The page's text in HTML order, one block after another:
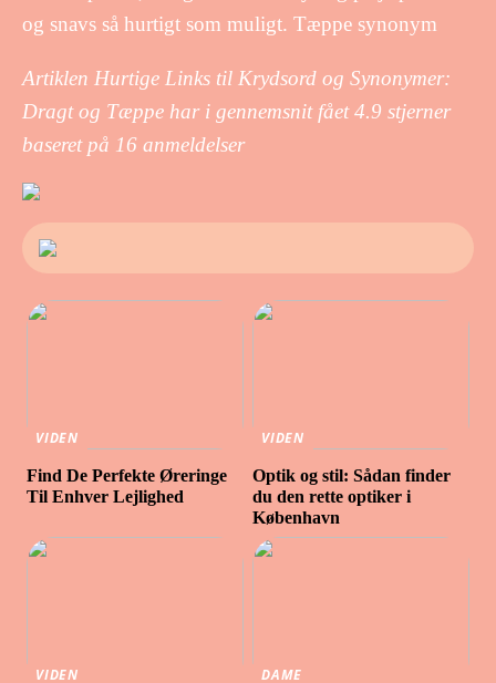
og snavs så hurtigt som muligt. Tæppe synonym
Artiklen Hurtige Links til Krydsord og Synonymer:
Dragt og Tæppe har i gennemsnit fået4.9 stjerner
baseret på 16 anmeldelser
VIDEN
Find De Perfekte Øreringe
Til Enhver Lejlighed
VIDEN
Optik og stil: Sådan finder
du den rette optiker i
København
VIDEN DAME